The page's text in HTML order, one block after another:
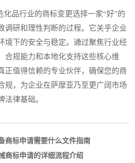
品行业的商标变更选择一家“好”的
调研和理性判断的过程。它关乎企业
境下的安全与稳定。通过聚焦行业经
合规能力和本地化支持这些核心维
正值得信赖的专业伙伴，确保您的商
规，为企业在萨摩亚乃至更广阔市场
法律基础。
商标申请需要什么文件指南
商标申请的详细流程介绍